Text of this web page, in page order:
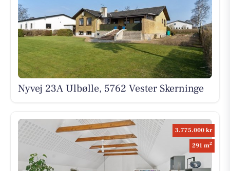
Nyvej 23A Ulbølle, 5762 Vester Skerninge
3.775.000 kr
291 m2